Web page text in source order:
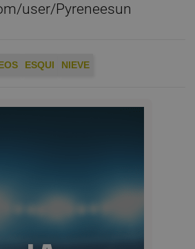
user/Pyreneesun
ESQUI NIEVE